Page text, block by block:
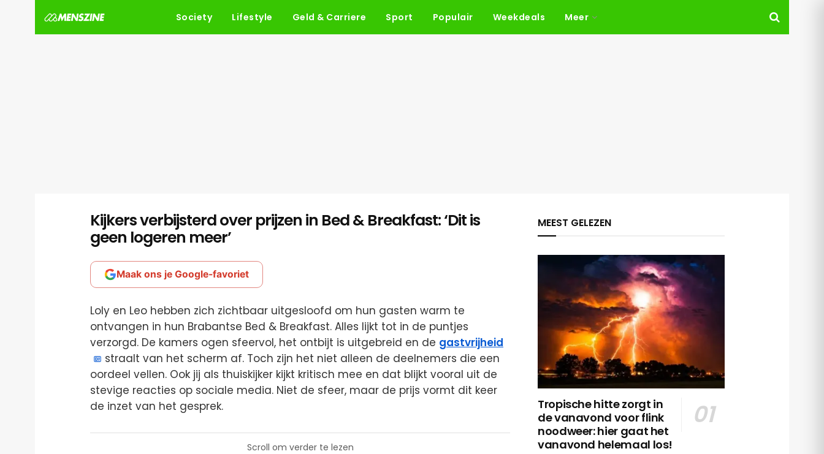
Society Lifestyle Geld & Carriere Sport Populair Weekdeals Meer
Kijkers verbijsterd over prijzen in Bed & Breakfast: ‘Dit is
geen logeren meer’
Maak ons je Google-favoriet
Loly en Leo hebben zich zichtbaar uitgesloofd om hun gasten warm te
ontvangen in hun Brabantse Bed & Breakfast. Alles lijkt tot in de puntjes
verzorgd. De kamers ogen sfeervol, het ontbijt is uitgebreid en de gastvrijheid
straalt van het scherm af. Toch zijn het niet alleen de deelnemers die een
oordeel vellen. Ook jij als thuiskijker kijkt kritisch mee en dat blijkt vooral uit de
stevige reacties op sociale media. Niet de sfeer, maar de prijs vormt dit keer
de inzet van het gesprek.
Scroll om verder te lezen
MEEST GELEZEN
Tropische hitte zorgt in
de vanavond voor flink
noodweer: hier gaat het
vanavond helemaal los!